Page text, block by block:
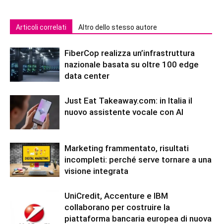
Articoli correlati Altro dello stesso autore
FiberCop realizza un’infrastruttura
nazionale basata su oltre 100 edge
data center
Just Eat Takeaway.com: in Italia il
nuovo assistente vocale con AI
Marketing frammentato, risultati
incompleti: perché serve tornare a una
visione integrata
UniCredit, Accenture e IBM
collaborano per costruire la
piattaforma bancaria europea di nuova